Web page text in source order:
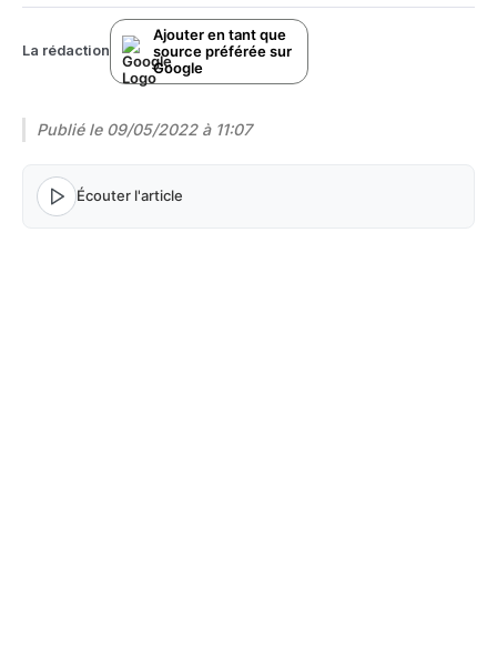
La rédaction
Ajouter en tant que
source préférée sur
Google
Publié le 09/05/2022 à 11:07
Écouter l'article